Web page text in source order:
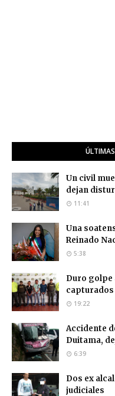
Un civil
dejan
11:41
Una
Reinado
5:38
Duro golpe
capturados
19:22
Accidente
Duitama,
6:39
Dos ex
judiciales